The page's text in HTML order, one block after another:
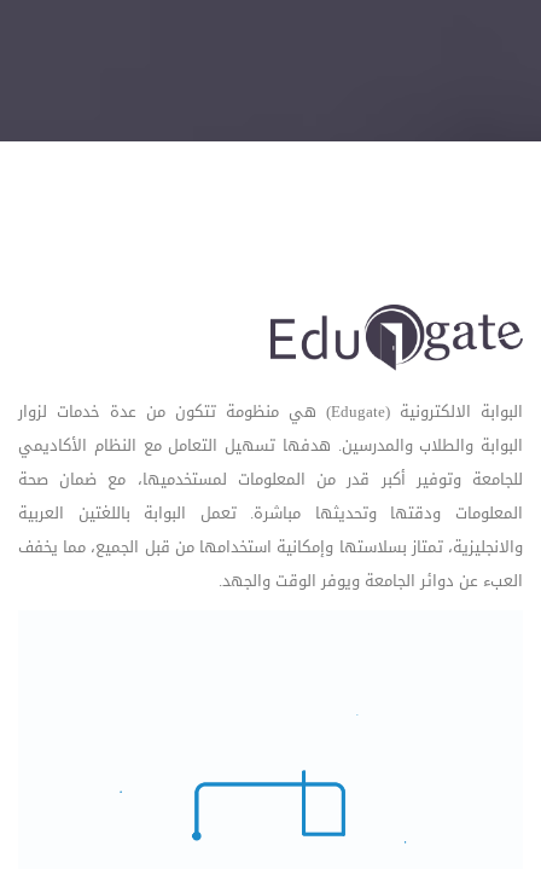
البوابة الالكترونية (Edugate) هي منظومة تتكون من عدة خدمات لزوار
البوابة والطلاب والمدرسين. هدفها تسهيل التعامل مع النظام الأكاديمي
للجامعة وتوفير أكبر قدر من المعلومات لمستخدميها، مع ضمان صحة
المعلومات ودقتها وتحديثها مباشرة. تعمل البوابة باللغتين العربية
والانجليزية، تمتاز بسلاستها وإمكانية استخدامها من قبل الجميع، مما يخفف
العبء عن دوائر الجامعة ويوفر الوقت والجهد.